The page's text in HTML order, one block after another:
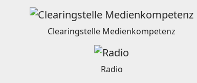
Clearingstelle Medienkompetenz
Radio